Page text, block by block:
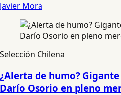
Javier Mora
Selección Chilena
¿Alerta de humo?
Darío Osorio en pleno